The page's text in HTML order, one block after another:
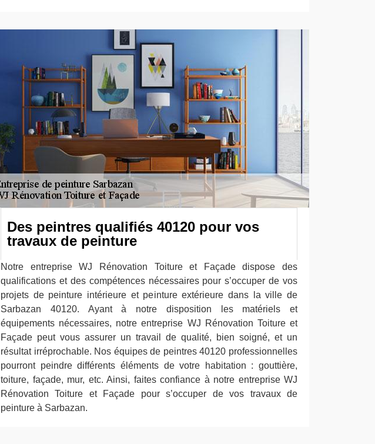
Des peintres qualifiés 40120 pour vos
travaux de peinture
Notre entreprise WJ Rénovation Toiture et Façade dispose des
qualifications et des compétences nécessaires pour s’occuper de vos
projets de peinture intérieure et peinture extérieure dans la ville de
Sarbazan 40120. Ayant à notre disposition les matériels et
équipements nécessaires, notre entreprise WJ Rénovation Toiture et
Façade peut vous assurer un travail de qualité, bien soigné, et un
résultat irréprochable. Nos équipes de peintres 40120 professionnelles
pourront peindre différents éléments de votre habitation : gouttière,
toiture, façade, mur, etc. Ainsi, faites confiance à notre entreprise WJ
Rénovation Toiture et Façade pour s’occuper de vos travaux de
peinture à Sarbazan.